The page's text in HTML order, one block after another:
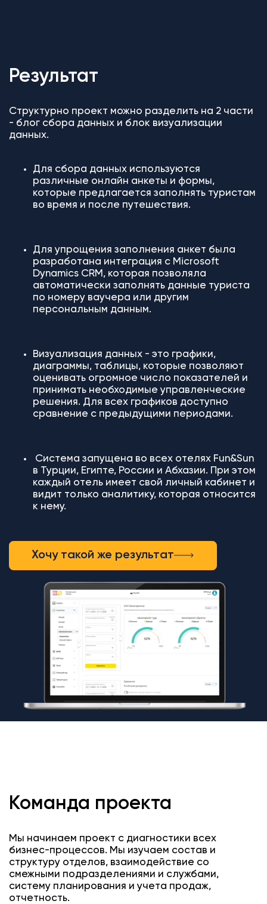
Результат
Структурно проект можно разделить на 2 части
- блог сбора данных и блок визуализации
данных.
Для сбора данных используются
различные онлайн анкеты и формы,
которые предлагается заполнять туристам
во время и после путешествия.
Для упрощения заполнения анкет была
разработана интеграция с Microsoft
Dynamics CRM, которая позволяла
автоматически заполнять данные туриста
по номеру ваучера или другим
персональным данным.
Визуализация данных - это графики,
диаграммы, таблицы, которые позволяют
оценивать огромное число показателей и
принимать необходимые управленческие
решения. Для всех графиков доступно
сравнение с предыдущими периодами.
Система запущена во всех отелях Fun&Sun
в Турции, Египте, России и Абхазии. При этом
каждый отель имеет свой личный кабинет и
видит только аналитику, которая относится
к нему.
Хочу такой же результат
Команда проекта
Мы начинаем проект с диагностики всех
бизнес-процессов. Мы изучаем состав и
структуру отделов, взаимодействие со
смежными подразделениями и службами,
систему планирования и учета продаж,
отчетность.